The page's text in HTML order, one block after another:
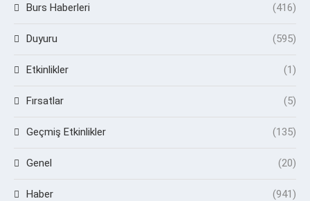
Burs Haberleri (416)
Duyuru (595)
Etkinlikler (1)
Fırsatlar (5)
Geçmiş Etkinlikler (135)
Genel (20)
Haber (941)